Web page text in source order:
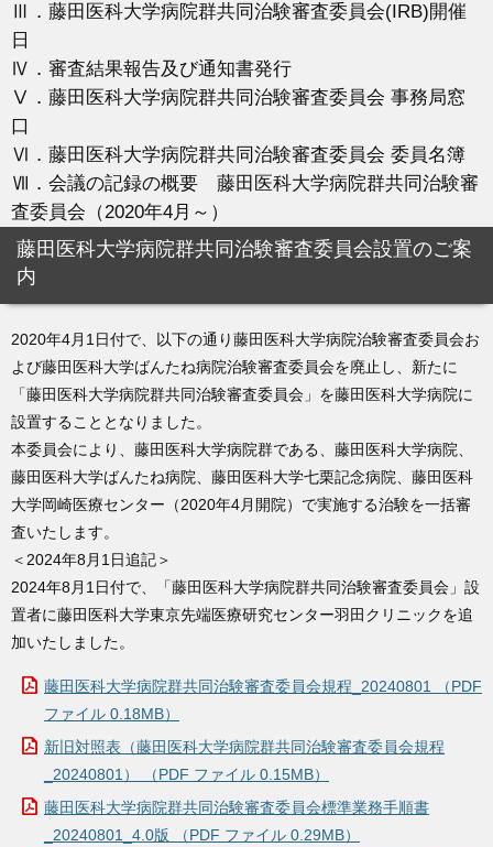
Ⅲ．藤田医科大学病院群共同治験審査委員会(IRB)開催
日
Ⅳ．審査結果報告及び通知書発行
Ⅴ．藤田医科大学病院群共同治験審査委員会 事務局窓
口
Ⅵ．藤田医科大学病院群共同治験審査委員会 委員名簿
Ⅶ．会議の記録の概要 藤田医科大学病院群共同治験審
査委員会（2020年4月～）
藤田医科大学病院群共同治験審査委員会設置のご案
内
2020年4月1日付で、以下の通り藤田医科大学病院治験審査委員会お
よび藤田医科大学ばんたね病院治験審査委員会を廃止し、新たに
「藤田医科大学病院群共同治験審査委員会」を藤田医科大学病院に
設置することとなりました。
本委員会により、藤田医科大学病院群である、藤田医科大学病院、
藤田医科大学ばんたね病院、藤田医科大学七栗記念病院、藤田医科
大学岡崎医療センター（2020年4月開院）で実施する治験を一括審
査いたします。
＜2024年8月1日追記＞
2024年8月1日付で、「藤田医科大学病院群共同治験審査委員会」設
置者に藤田医科大学東京先端医療研究センター羽田クリニックを追
加いたしました。
藤田医科大学病院群共同治験審査委員会規程_20240801 （PDF
ファイル 0.18MB）
新旧対照表（藤田医科大学病院群共同治験審査委員会規程
_20240801） （PDF ファイル 0.15MB）
藤田医科大学病院群共同治験審査委員会標準業務手順書
_20240801_4.0版 （PDF ファイル 0.29MB）